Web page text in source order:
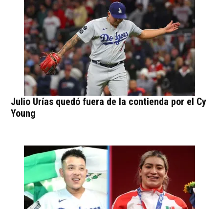
Julio Urías quedó fuera de la contienda por el Cy
Young